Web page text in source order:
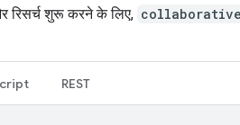
रिसर्च शुरू करने के लिए,
REST